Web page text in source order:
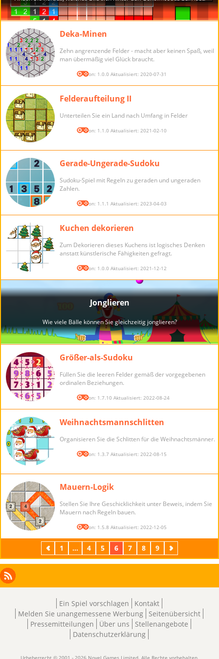
Deka-Minen
Zehn angrenzende Felder - macht aber keinen Spaß, weil
man übermäßig viel Glück braucht.
Version: 1.0.0 Aktualisiert: 2020-07-31
Felderaufteilung II
Unterteilen Sie ein Land nach Umfang in Felder
Version: 1.1.0 Aktualisiert: 2021-02-10
Gerade-Ungerade-Sudoku
Sudoku-Spiel mit Regeln zu geraden und ungeraden
Zahlen.
Version: 1.1.1 Aktualisiert: 2023-04-03
Kuchen dekorieren
Zum Dekorieren dieses Kuchens ist logisches Denken
anstatt künstlerische Fähigkeiten gefragt.
Version: 1.0.0 Aktualisiert: 2021-12-12
Größer-als-Sudoku
Füllen Sie die leeren Felder gemäß der vorgegebenen
ordinalen Beziehungen.
Version: 1.7.10 Aktualisiert: 2022-08-24
Weihnachtsmannschlitten
Organisieren Sie die Schlitten für die Weihnachtsmänner.
Version: 1.3.7 Aktualisiert: 2022-08-15
Mauern-Logik
Stellen Sie Ihre Geschicklichkeit unter Beweis, indem Sie
Mauern nach Regeln bauen.
Version: 1.5.8 Aktualisiert: 2022-12-05
Zurück
1 ... 4 5 6 7 8 9 Weiter
Facebook
Instagram
X
LinkedIn
RSS
Ein Spiel vorschlagen
Kontakt
Melden Sie unangemessene Werbung
Seitenübersicht
Pressemitteilungen
Über uns
Stellenangebote
Datenschutzerklärung
Urheberrecht © 2001 - 2026 Novel Games Limited. Alle Rechte vorbehalten.